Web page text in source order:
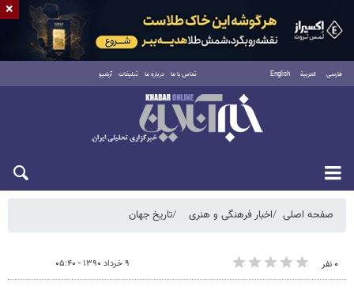
فارسی العربية English تماس با ما درباره ما تبلیغات آرشیو
شنبه ۱۷ مرداد ۱۴۰۵
صفحه اصلی اخبار فرهنگی و هنری تاریخ جهان
۰ نفر ۹ خرداد ۱۳۹۰ - ۰۵:۴۰
×